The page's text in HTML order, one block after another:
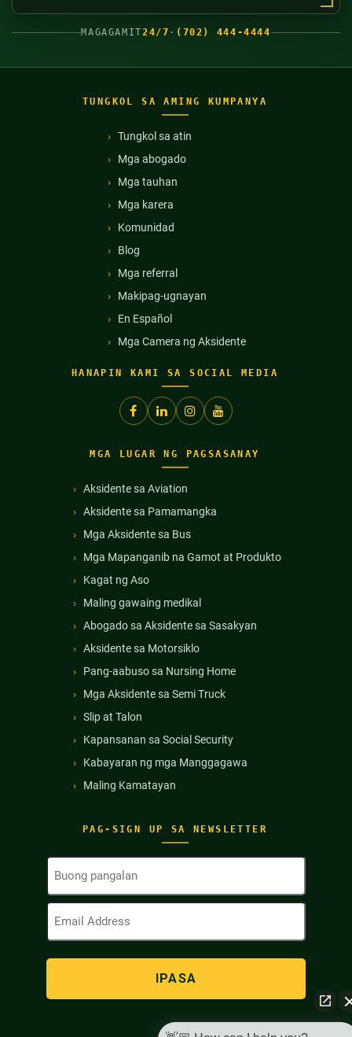
MAGAGAMIT24/7 · (702) 444-4444
TUNGKOL SA AMING KUMPANYA
Tungkol sa atin
Mga abogado
Mga tauhan
Mga karera
Komunidad
Blog
Mga referral
Makipag-ugnayan
En Español
Mga Camera ng Aksidente
HANAPIN KAMI SA SOCIAL MEDIA
PAG-SIGN UP SA NEWSLETTER
Buong
(Kinakailangan)
Email
(Kinakailangan)
MGA LUGAR NG PAGSASANAY
Aksidente sa Aviation
Aksidente sa Pamamangka
Mga Aksidente sa Bus
Mga Mapanganib na Gamot at Produkto
Kagat ng Aso
Maling gawaing medikal
Abogado sa Aksidente sa Sasakyan
Aksidente sa Motorsiklo
Pang-aabuso sa Nursing Home
Mga Aksidente sa Semi Truck
Slip at Talon
Kapansanan sa Social Security
Kabayaran ng mga Manggagawa
Maling Kamatayan